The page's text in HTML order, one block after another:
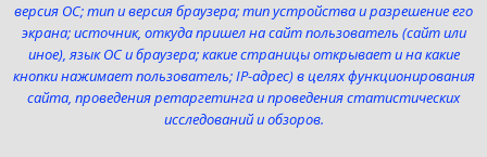
Телефон:
8 (4725) 240725
Электронная почта:
uk-dshi1@belgov.ru
версия ОС; тип и версия браузера; тип устройства и разрешение его
экрана; источник, откуда пришел на сайт пользователь (сайт или
иное), язык ОС и браузера; какие страницы открывает и на какие
кнопки нажимает пользователь; IP-адрес) в целях функционирования
сайта, проведения ретаргетинга и проведения статистических
исследований и обзоров.